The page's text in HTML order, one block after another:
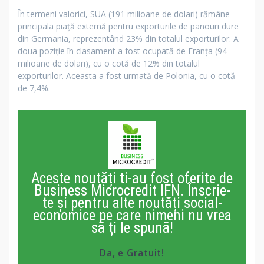
În termeni valorici, SUA (191 milioane de dolari) rămâne
principala piață externă pentru exporturile de panouri dure
din Germania, reprezentând 23% din totalul exporturilor. A
doua poziție în clasament a fost ocupată de Franța (94
milioane de dolari), cu o cotă de 12% din totalul
exporturilor. Aceasta a fost urmată de Polonia, cu o cotă
de 7,4%.
Aceste noutăți ti-au fost oferite de
Business Microcredit IFN. Înscrie-
te și pentru alte noutăți social-
economice pe care nimeni nu vrea
să ți le spună!
Da, e Gratuit!